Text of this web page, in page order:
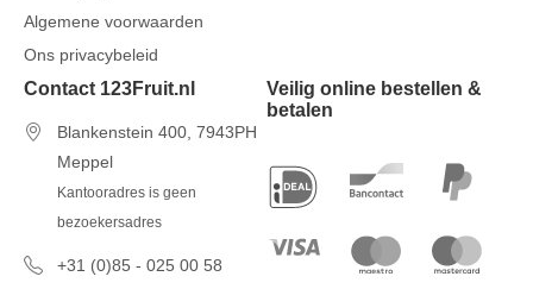
Algemene voorwaarden
Ons privacybeleid
Contact 123Fruit.nl
Blankenstein 400, 7943PH
Meppel
Kantooradres is geen
bezoekersadres
+31 (0)85 - 025 00 58
Veilig online bestellen &
betalen